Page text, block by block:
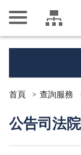
首頁 查詢服務
公告司法